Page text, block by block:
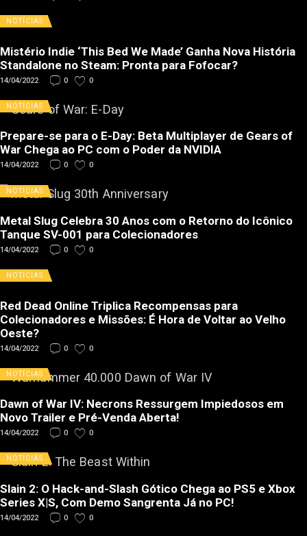
NOTÍCIAS
Mistério Indie ‘This Bed We Made’ Ganha Nova História
Standalone no Steam: Pronta para Fofocar?
14/04/2022 0 0
NOTÍCIAS
Prepare-se para o E-Day: Beta Multiplayer de Gears of
War Chega ao PC com o Poder da NVIDIA
14/04/2022 0 0
NOTÍCIAS
Metal Slug Celebra 30 Anos com o Retorno do Icônico
Tanque SV-001 para Colecionadores
14/04/2022 0 0
NOTÍCIAS
Red Dead Online Triplica Recompensas para
Colecionadores e Missões: É Hora de Voltar ao Velho
Oeste?
14/04/2022 0 0
NOTÍCIAS
Dawn of War IV: Necrons Ressurgem Impiedosos em
Novo Trailer e Pré-Venda Aberta!
14/04/2022 0 0
NOTÍCIAS
Slain 2: O Hack-and-Slash Gótico Chega ao PS5 e Xbox
Series X|S, Com Demo Sangrenta Já no PC!
14/04/2022 0 0